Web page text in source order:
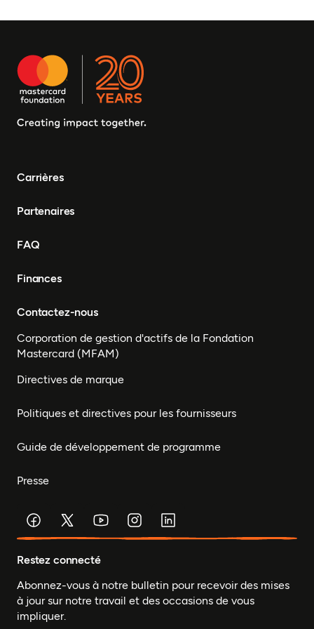
Carrières
Partenaires
FAQ
Finances
Contactez-nous
Corporation de gestion d'actifs de la Fondation
Mastercard (MFAM)
Directives de marque
Politiques et directives pour les fournisseurs
Guide de développement de programme
Presse
Restez connecté
Abonnez-vous à notre bulletin pour recevoir des mises
à jour sur notre travail et des occasions de vous
impliquer.